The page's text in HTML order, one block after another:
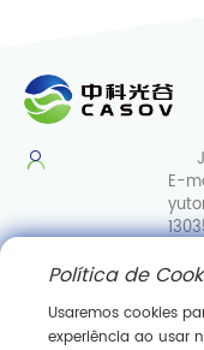
E-
Política de
Usaremos cookies
experiência ao usar